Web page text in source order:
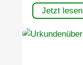
Jetzt lesen